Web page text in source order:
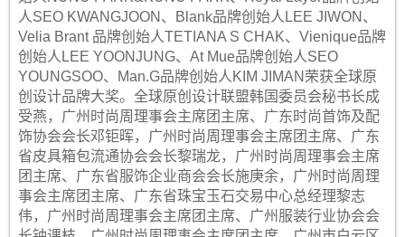
人SEO KWANGJOON、Blank品牌创始人LEE JIWON、
Velia Brant 品牌创始人TETIANA S CHAK、Vienique品牌
创始人LEE YOONJUNG、At Mue品牌创始人SEO
YOUNGSOO、Man.G品牌创始人KIM JIMAN荣获全球原
创设计品牌大奖。全球原创设计联盟韩国委员会秘书长成
受燕，广州时尚周理事会主席团主席、广东时尚首饰及配
饰协会会长邓钜晖，广州时尚周理事会主席团主席、广东
省皮具箱包流通协会会长黎瑞龙，广州时尚周理事会主席
团主席、广东省服饰企业商会会长施庚余，广州时尚周理
事会主席团主席、广东省珠宝玉石交易中心总经理黎志
伟，广州时尚周理事会主席团主席、广州服装行业协会会